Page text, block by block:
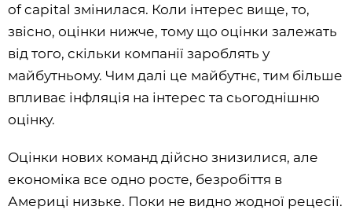
of capital змінилася. Коли інтерес вище, то,
звісно, оцінки нижче, тому що оцінки залежать
від того, скільки компанії зароблять у
майбутньому. Чим далі це майбутнє, тим більше
впливає інфляція на інтерес та сьогоднішню
оцінку.
Оцінки нових команд дійсно знизилися, але
економіка все одно росте, безробіття в
Америці низьке. Поки не видно жодної рецесії.